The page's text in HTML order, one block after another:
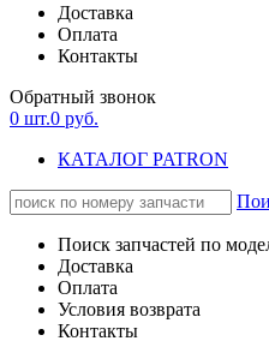
Доставка
Оплата
Контакты
Обратный звонок
0 шт.0 руб.
КАТАЛОГ PATRON
Поиск запчастей по
Доставка
Оплата
Условия возврата
Контакты